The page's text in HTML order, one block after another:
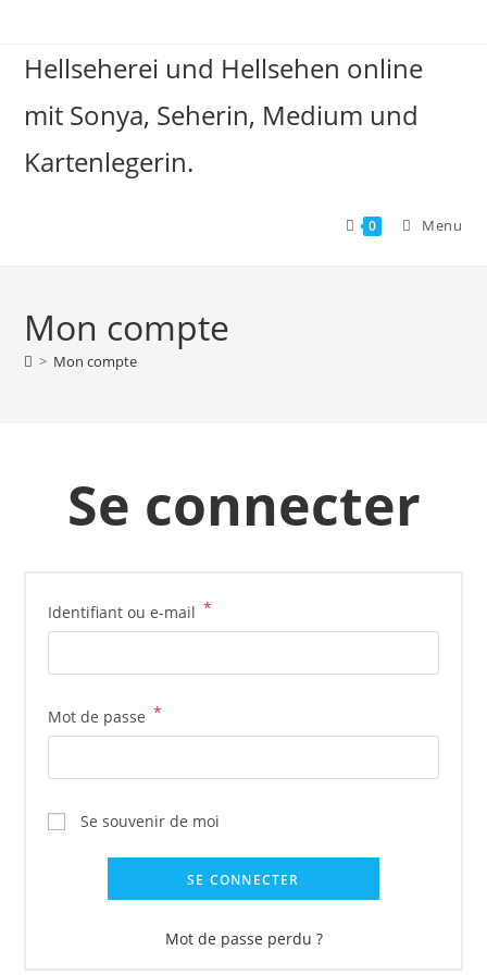
Hellseherei und Hellsehen online
mit Sonya, Seherin, Medium und
Kartenlegerin.
0 Menu
Mon compte
> Mon compte
Se connecter
Identifiant ou e-mail *
Mot de passe *
Se souvenir de moi
SE CONNECTER
Mot de passe perdu ?